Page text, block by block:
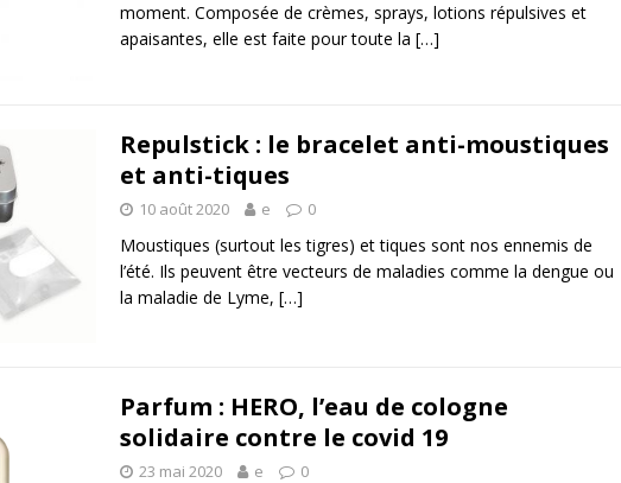
moment. Composée de crèmes, sprays, lotions répulsives et
apaisantes, elle est faite pour toute la […]
Repulstick : le bracelet anti-moustiques
et anti-tiques
10 août 2020 e 0
Moustiques (surtout les tigres) et tiques sont nos ennemis de
l’été. Ils peuvent être vecteurs de maladies comme la dengue ou
la maladie de Lyme, […]
Parfum : HERO, l’eau de cologne
solidaire contre le covid 19
23 mai 2020 e 0